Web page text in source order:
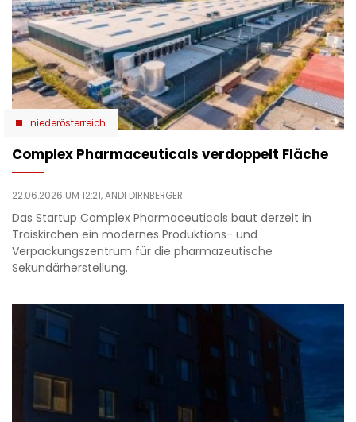
niederösterreich
Complex Pharmaceuticals verdoppelt Fläche
22.06.2026 UM 12:21,ANDI DIRNBERGER
Das Startup Complex Pharmaceuticals baut derzeit in
Traiskirchen ein modernes Produktions- und
Verpackungszentrum für die pharmazeutische
Sekundärherstellung.